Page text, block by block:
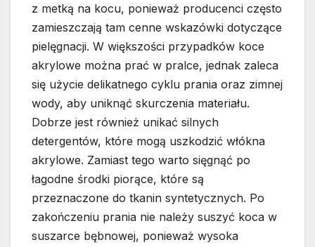
z metką na kocu, ponieważ producenci często
zamieszczają tam cenne wskazówki dotyczące
pielęgnacji. W większości przypadków koce
akrylowe można prać w pralce, jednak zaleca
się użycie delikatnego cyklu prania oraz zimnej
wody, aby uniknąć skurczenia materiału.
Dobrze jest również unikać silnych
detergentów, które mogą uszkodzić włókna
akrylowe. Zamiast tego warto sięgnąć po
łagodne środki piorące, które są
przeznaczone do tkanin syntetycznych. Po
zakończeniu prania nie należy suszyć koca w
suszarce bębnowej, ponieważ wysoka